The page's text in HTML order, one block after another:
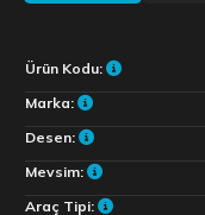
Ürün Kodu:
Marka:
Desen:
Mevsim:
Araç Tipi: